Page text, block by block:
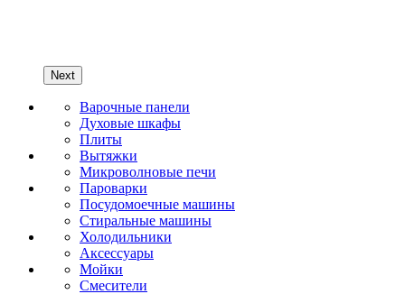
Next
Варочные панели
Духовые шкафы
Плиты
Вытяжки
Микроволновые печи
Пароварки
Посудомоечные машины
Стиральные машины
Холодильники
Аксессуары
Мойки
Cмесители